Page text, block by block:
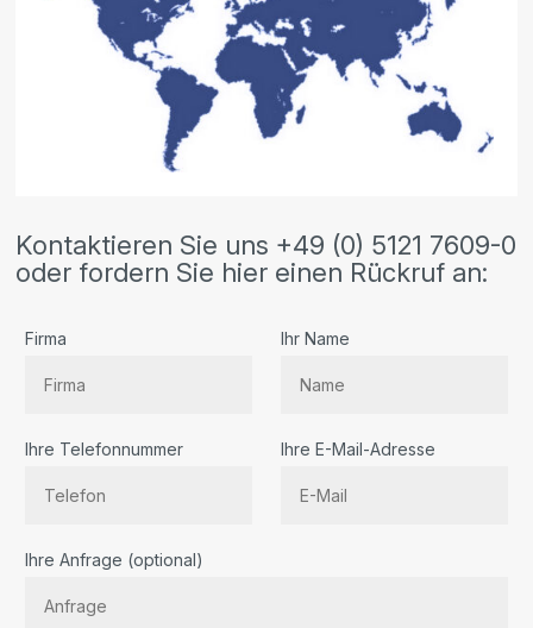
Kontaktieren Sie uns +49 (0) 5121 7609-0
oder fordern Sie hier einen Rückruf an:
Firma Ihr Name
Ihre Telefonnummer Ihre E-Mail-Adresse
Sie
Ihre Anfrage (optional)